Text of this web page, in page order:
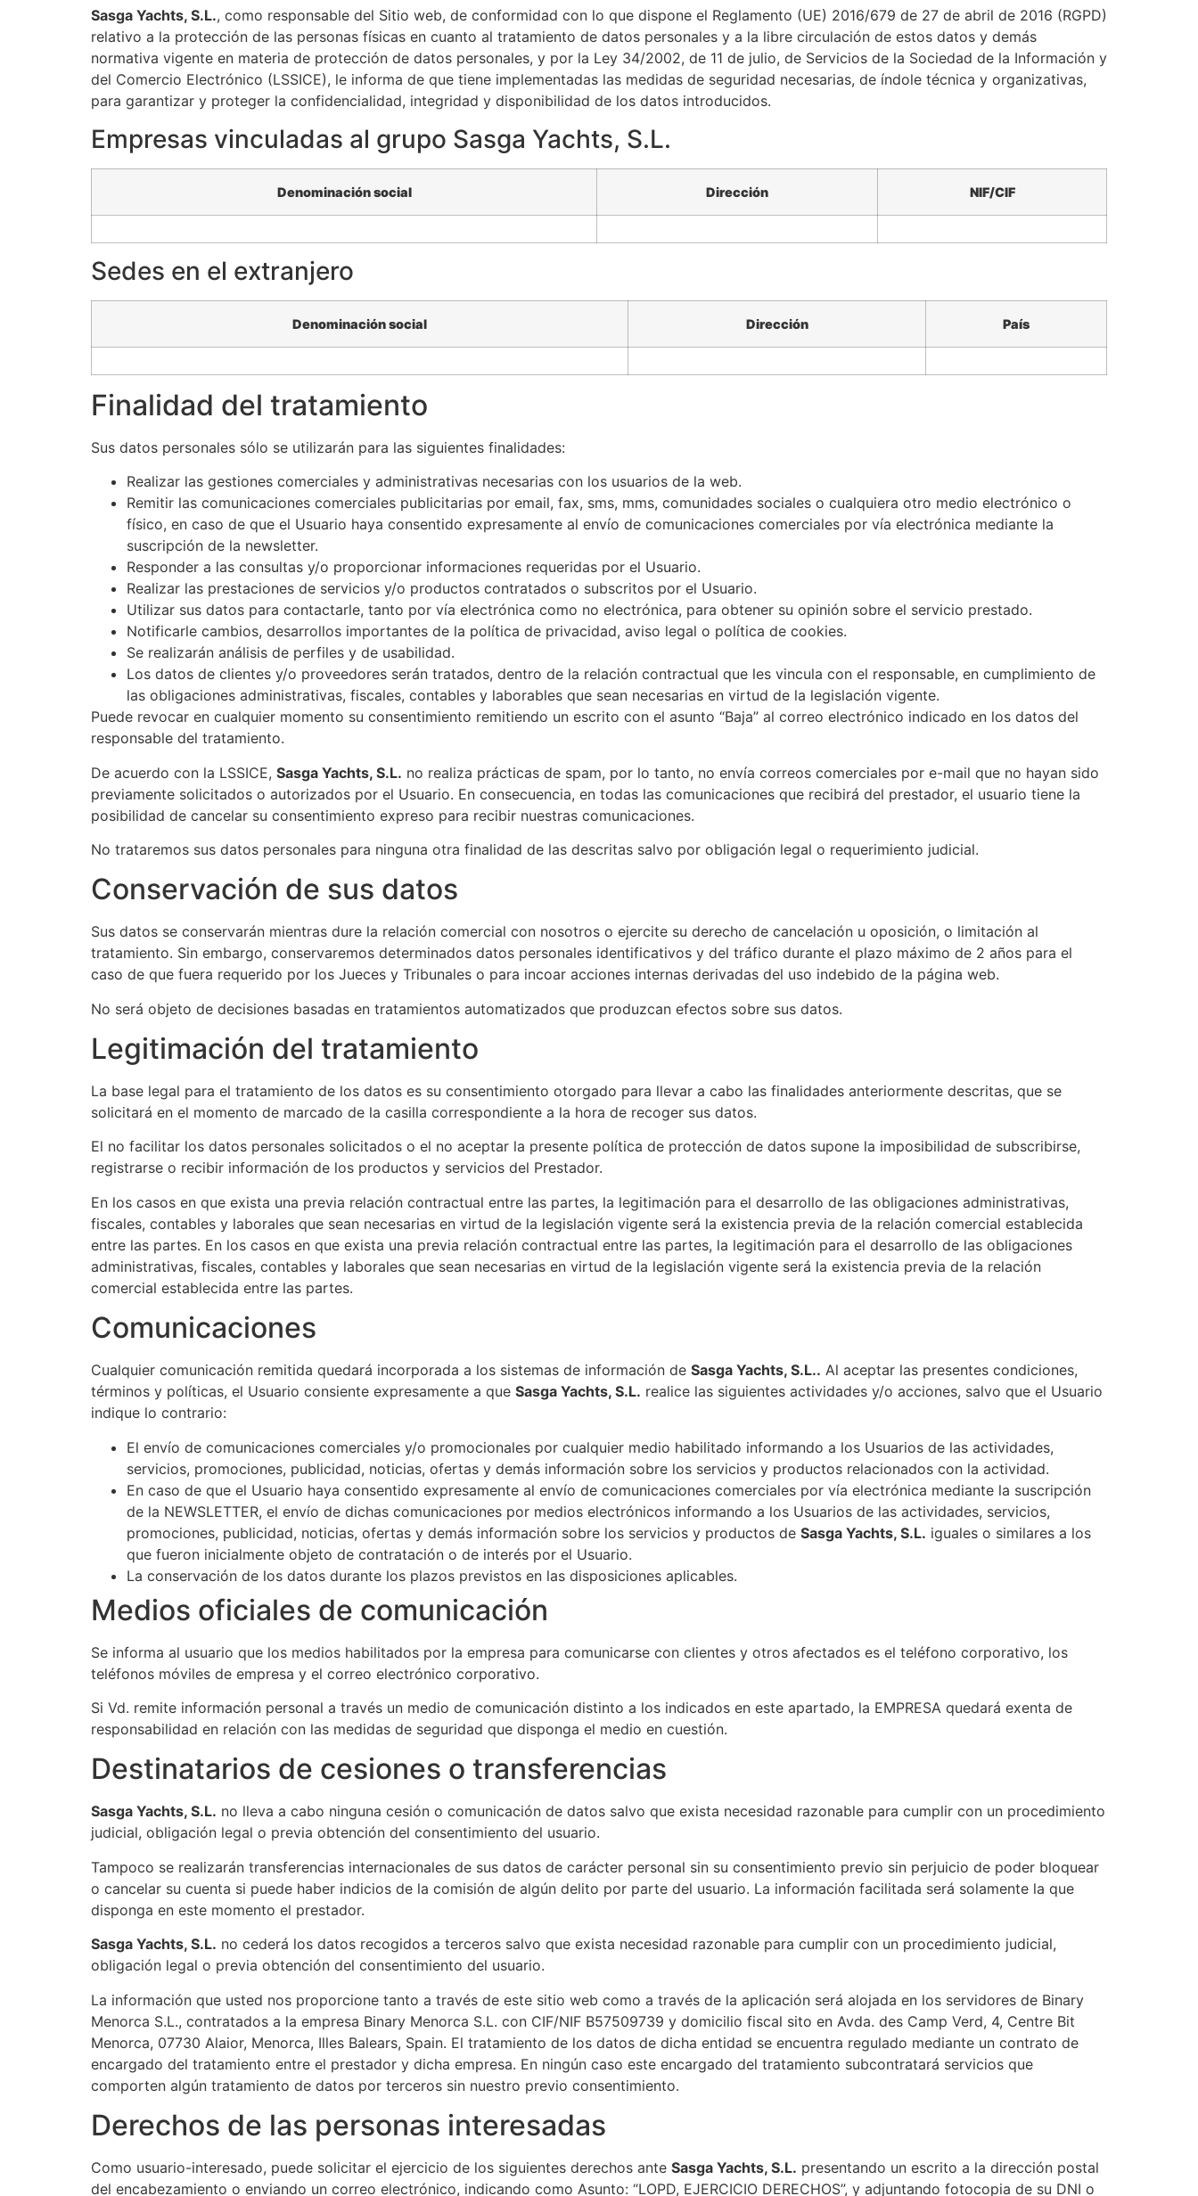
Sasga Yachts, S.L.​​, como responsable del Sitio web, de conformidad con lo que dispone el Reglamento (UE) 2016/679 de 27 de abril de 2016 (RGPD)
relativo a la protección de las personas físicas en cuanto al tratamiento de datos personales y a la libre circulación de estos datos y demás
normativa vigente en materia de protección de datos personales, y por la Ley 34/2002, de 11 de julio, de Servicios de la Sociedad de la Información y
del Comercio Electrónico (LSSICE), le informa de que tiene implementadas las medidas de seguridad necesarias, de índole técnica y organizativas,
para garantizar y proteger la confidencialidad, integridad y disponibilidad de los datos introducidos.
Empresas vinculadas al grupo Sasga Yachts, S.L.​​
Denominación social Dirección NIF/CIF
Sedes en el extranjero
Denominación social Dirección País
Finalidad del tratamiento
Sus datos personales sólo se utilizarán para las siguientes finalidades:
Realizar las gestiones comerciales y administrativas necesarias con los usuarios de la web.
Remitir las comunicaciones comerciales publicitarias por email, fax, sms, mms, comunidades sociales o cualquiera otro medio electrónico o
físico, en caso de que el Usuario haya consentido expresamente al envío de comunicaciones comerciales por vía electrónica mediante la
suscripción de la newsletter.
Responder a las consultas y/o proporcionar informaciones requeridas por el Usuario.
Realizar las prestaciones de servicios y/o productos contratados o subscritos por el Usuario.
Utilizar sus datos para contactarle, tanto por vía electrónica como no electrónica, para obtener su opinión sobre el servicio prestado.
Notificarle cambios, desarrollos importantes de la política de privacidad, aviso legal o política de cookies.
Se realizarán análisis de perfiles y de usabilidad.
Los datos de clientes y/o proveedores serán tratados, dentro de la relación contractual que les vincula con el responsable, en cumplimiento de
las obligaciones administrativas, fiscales, contables y laborables que sean necesarias en virtud de la legislación vigente.
Puede revocar en cualquier momento su consentimiento remitiendo un escrito con el asunto “Baja” al correo electrónico indicado en los datos del
responsable del tratamiento.
De acuerdo con la LSSICE, Sasga Yachts, S.L.​​ no realiza prácticas de spam, por lo tanto, no envía correos comerciales por e-mail que no hayan sido
previamente solicitados o autorizados por el Usuario. En consecuencia, en todas las comunicaciones que recibirá del prestador, el usuario tiene la
posibilidad de cancelar su consentimiento expreso para recibir nuestras comunicaciones.
No trataremos sus datos personales para ninguna otra finalidad de las descritas salvo por obligación legal o requerimiento judicial.
Conservación de sus datos
Sus datos se conservarán mientras dure la relación comercial con nosotros o ejercite su derecho de cancelación u oposición, o limitación al
tratamiento. Sin embargo, conservaremos determinados datos personales identificativos y del tráfico durante el plazo máximo de 2 años para el
caso de que fuera requerido por los Jueces y Tribunales o para incoar acciones internas derivadas del uso indebido de la página web.
No será objeto de decisiones basadas en tratamientos automatizados que produzcan efectos sobre sus datos.
Legitimación del tratamiento
La base legal para el tratamiento de los datos es su consentimiento otorgado para llevar a cabo las finalidades anteriormente descritas, que se
solicitará en el momento de marcado de la casilla correspondiente a la hora de recoger sus datos.
El no facilitar los datos personales solicitados o el no aceptar la presente política de protección de datos supone la imposibilidad de subscribirse,
registrarse o recibir información de los productos y servicios del Prestador.
En los casos en que exista una previa relación contractual entre las partes, la legitimación para el desarrollo de las obligaciones administrativas,
fiscales, contables y laborales que sean necesarias en virtud de la legislación vigente será la existencia previa de la relación comercial establecida
entre las partes. En los casos en que exista una previa relación contractual entre las partes, la legitimación para el desarrollo de las obligaciones
administrativas, fiscales, contables y laborales que sean necesarias en virtud de la legislación vigente será la existencia previa de la relación
comercial establecida entre las partes.
Comunicaciones
Cualquier comunicación remitida quedará incorporada a los sistemas de información de Sasga Yachts, S.L.​​. Al aceptar las presentes condiciones,
términos y políticas, el Usuario consiente expresamente a que Sasga Yachts, S.L.​​ realice las siguientes actividades y/o acciones, salvo que el Usuario
indique lo contrario:
El envío de comunicaciones comerciales y/o promocionales por cualquier medio habilitado informando a los Usuarios de las actividades,
servicios, promociones, publicidad, noticias, ofertas y demás información sobre los servicios y productos relacionados con la actividad.
En caso de que el Usuario haya consentido expresamente al envío de comunicaciones comerciales por vía electrónica mediante la suscripción
de la NEWSLETTER, el envío de dichas comunicaciones por medios electrónicos informando a los Usuarios de las actividades, servicios,
promociones, publicidad, noticias, ofertas y demás información sobre los servicios y productos de Sasga Yachts, S.L.​​ iguales o similares a los
que fueron inicialmente objeto de contratación o de interés por el Usuario.
La conservación de los datos durante los plazos previstos en las disposiciones aplicables.
Medios oficiales de comunicación
Se informa al usuario que los medios habilitados por la empresa para comunicarse con clientes y otros afectados es el teléfono corporativo, los
teléfonos móviles de empresa y el correo electrónico corporativo.
Si Vd. remite información personal a través un medio de comunicación distinto a los indicados en este apartado, la EMPRESA quedará exenta de
responsabilidad en relación con las medidas de seguridad que disponga el medio en cuestión.
Destinatarios de cesiones o transferencias
Sasga Yachts, S.L.​​ no lleva a cabo ninguna cesión o comunicación de datos salvo que exista necesidad razonable para cumplir con un procedimiento
judicial, obligación legal o previa obtención del consentimiento del usuario.
Tampoco se realizarán transferencias internacionales de sus datos de carácter personal sin su consentimiento previo sin perjuicio de poder bloquear
o cancelar su cuenta si puede haber indicios de la comisión de algún delito por parte del usuario. La información facilitada será solamente la que
disponga en este momento el prestador.
Sasga Yachts, S.L.​​ no cederá los datos recogidos a terceros salvo que exista necesidad razonable para cumplir con un procedimiento judicial,
obligación legal o previa obtención del consentimiento del usuario.
La información que usted nos proporcione tanto a través de este sitio web como a través de la aplicación será alojada en los servidores de Binary
Menorca S.L., contratados a la empresa Binary Menorca S.L. con CIF/NIF B57509739​ y domicilio fiscal sito en Avda. des Camp Verd, 4, Centre Bit
Menorca, 07730 Alaior, Menorca, Illes Balears, Spain. El tratamiento de los datos de dicha entidad se encuentra regulado mediante un contrato de
encargado del tratamiento entre el prestador y dicha empresa. En ningún caso este encargado del tratamiento subcontratará servicios que
comporten algún tratamiento de datos por terceros sin nuestro previo consentimiento.
Derechos de las personas interesadas
Como usuario-interesado, puede solicitar el ejercicio de los siguientes derechos ante Sasga Yachts, S.L.​​ presentando un escrito a la dirección postal
del encabezamiento o enviando un correo electrónico, indicando como Asunto: “LOPD, EJERCICIO DERECHOS”, y adjuntando fotocopia de su DNI o